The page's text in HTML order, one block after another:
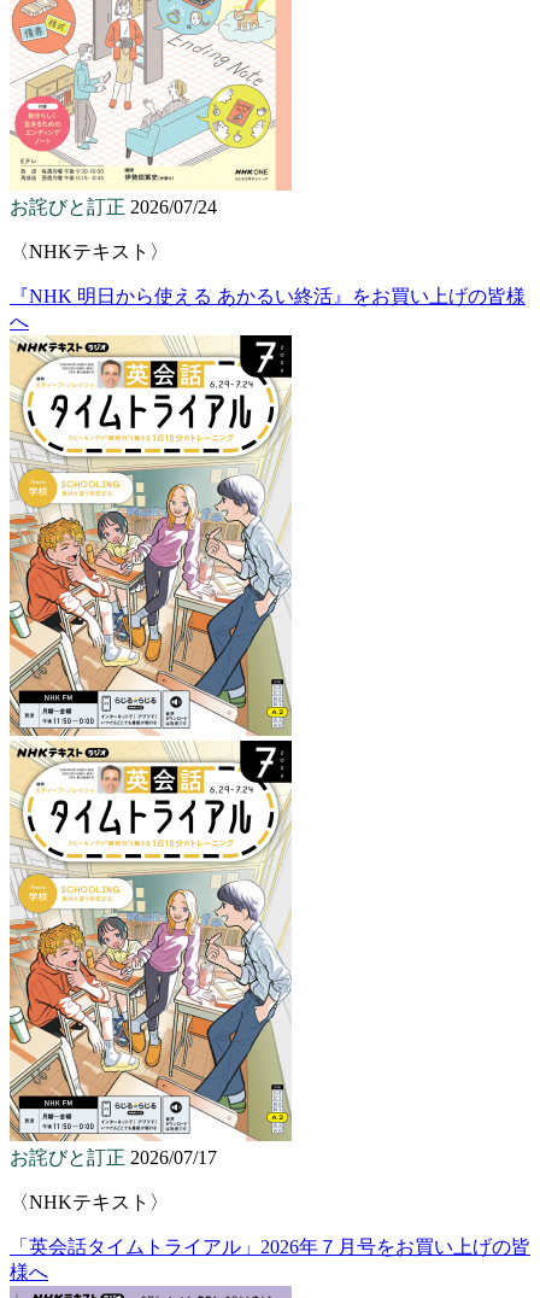
お詫びと訂正 2026/07/24
〈NHKテキスト〉
『NHK 明日から使える あかるい終活』をお買い上げの皆様
へ
お詫びと訂正 2026/07/17
〈NHKテキスト〉
「英会話タイムトライアル」2026年７月号をお買い上げの皆
様へ